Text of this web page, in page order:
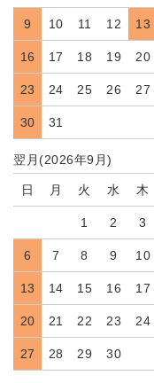
9 10 11 12 13
16 17 18 19 20
23 24 25 26 27
30 31
翌月(2026年9月)
日 月 火 水 木
1 2 3
6 7 8 9 10
13 14 15 16 17
20 21 22 23 24
27 28 29 30